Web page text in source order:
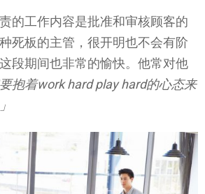
的工作内容是批准和审核顾客的
死板的主管，很开明也不会有阶
段期间也非常的愉快。他常对他
要抱着work hard play hard的心态来